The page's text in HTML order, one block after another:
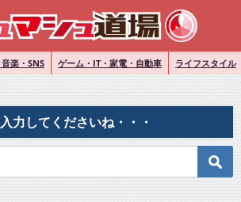
楽・SNS ゲーム・IT・家電・自動車 ライフスタイル
力してくださいね・・・